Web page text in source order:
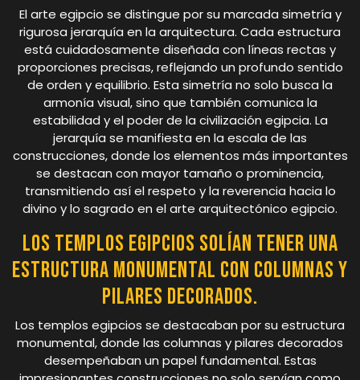
El arte egipcio se distingue por su marcada simetría y
rigurosa jerarquía en la arquitectura. Cada estructura
está cuidadosamente diseñada con líneas rectas y
proporciones precisas, reflejando un profundo sentido
de orden y equilibrio. Esta simetría no solo busca la
armonía visual, sino que también comunica la
estabilidad y el poder de la civilización egipcia. La
jerarquía se manifiesta en la escala de las
construcciones, donde los elementos más importantes
se destacan con mayor tamaño o prominencia,
transmitiendo así el respeto y la reverencia hacia lo
divino y lo sagrado en el arte arquitectónico egipcio.
Los templos egipcios solían tener una
estructura monumental con columnas y
pilares decorados.
Los templos egipcios se destacaban por su estructura
monumental, donde las columnas y pilares decorados
desempeñaban un papel fundamental. Estas